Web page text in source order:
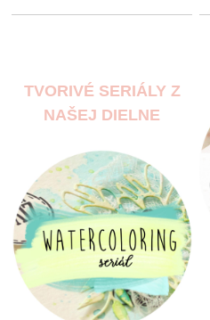
TVORIVÉ SERIÁLY Z
NAŠEJ DIELNE